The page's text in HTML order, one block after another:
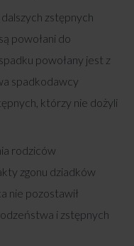
zstępnych
powołani do
powołany jest z
spadkodawcy
którzy nie dożyli
rodziców
zgonu dziadków
nie pozostawił
i zstępnych